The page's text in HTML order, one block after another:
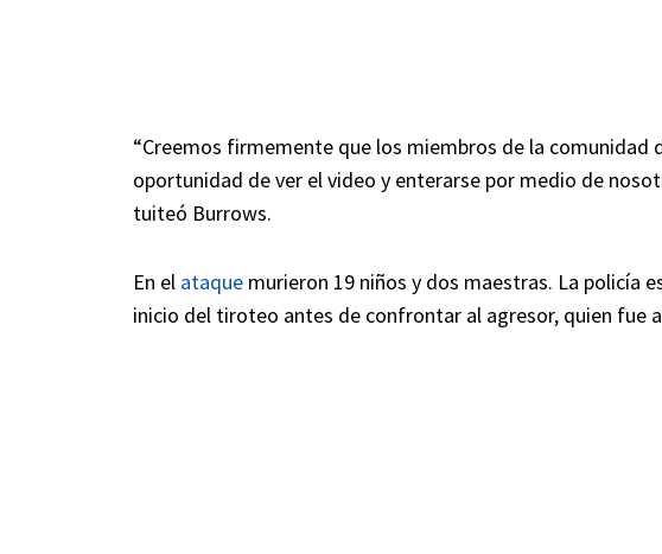
“Creemos firmemente que los miembros de la comunidad
oportunidad de ver el video y enterarse por medio de
tuiteó Burrows.
En el ataque murieron 19 niños y dos maestras. La policía
inicio del tiroteo antes de confrontar al agresor, quien fue